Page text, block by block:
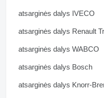
atsarginės dalys IVECO
atsarginės dalys Renault
atsarginės dalys WABCO
atsarginės dalys Bosch
atsarginės dalys Knorr-